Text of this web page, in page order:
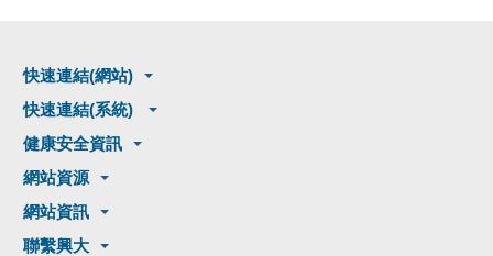
快速連結(網站)
快速連結(系統)
健康安全資訊
網站資源
網站資訊
聯繫興大